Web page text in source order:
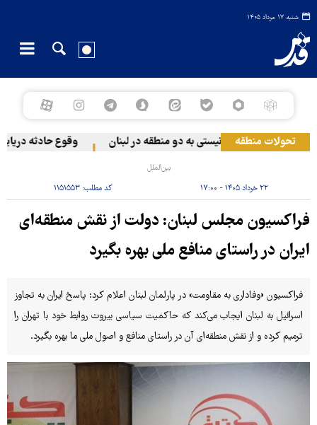
شنبه ۱۷ مرداد ۱۴۰۵
تحولات منطقه
حمله رژیم صهیونیستی به دو منطقه در لبنان وقوع حادثه
بین‌الملل
۲۲ خرداد ۱۴۰۵ - ۱۷:۰۰ کد مطلب:۱۱۵۱۵۵۳
فراکسیون مجلس لبنان: دولت از نقش منطقه‌ای
ایران در راستای منافع ملی بهره بگیرد
فراکسیون «وفاداری به مقاومت» در پارلمان لبنان اعلام کرد: پاسخ ایران به تجاوز
اسرائیل به لبنان ایجاب می‌کند که حاکمیت سیاسی بیروت روابط خود با تهران را
ترمیم کرده و از نقش منطقه‌ای آن در راستای منافع و اصول ملی ما بهره بگیرد.